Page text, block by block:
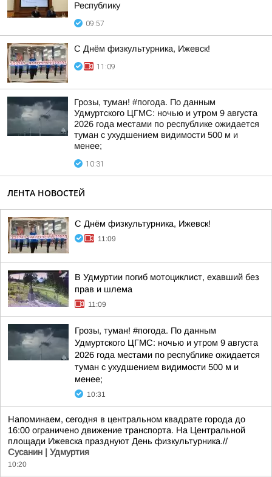
Республику
09:57
С Днём физкультурника, Ижевск!
11:09
Грозы, туман! #погода. По данным
Удмуртского ЦГМС: ночью и утром 9 августа
2026 года местами по республике ожидается
туман с ухудшением видимости 500 м и
менее;
10:31
ЛЕНТА НОВОСТЕЙ
С Днём физкультурника, Ижевск!
11:09
В Удмуртии погиб мотоциклист, ехавший без
прав и шлема
11:09
Грозы, туман! #погода. По данным
Удмуртского ЦГМС: ночью и утром 9 августа
2026 года местами по республике ожидается
туман с ухудшением видимости 500 м и
менее;
10:31
Напоминаем, сегодня в центральном квадрате города до
16:00 ограничено движение транспорта. На Центральной
площади Ижевска празднуют День физкультурника.//
Сусанин | Удмуртия
10:20